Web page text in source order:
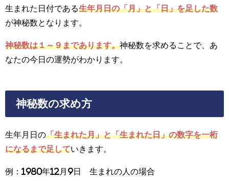
生まれた日付である生年月日の「月」と「日」を足した数
が神秘数となります。
神秘数は１～９まであります。神秘数を求めることで、あ
なたの今日の運勢がわかります。
神秘数の求め方
生年月日の「生まれた月」と「生まれた日」の数字を一桁
になるまで足していきます。
例：1980年12月9日 生まれの人の場合